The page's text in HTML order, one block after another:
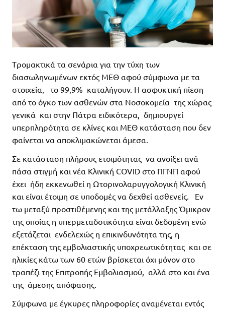
Tρομακτικά τα σενάρια για την τύχη των
διασωληνωμένων εκτός ΜΕΘ αφού σύμφωνα με τα
στοιχεία, το 99,9% καταλήγουν. Η ασφυκτική πίεση
από το όγκο των ασθενών στα Νοσοκομεία της χώρας
γενικά και στην Πάτρα ειδικότερα, δημιουργεί
υπερπληρότητα σε κλίνες και ΜΕΘ κατάσταση που δεν
φαίνεται να αποκλιμακώνεται άμεσα.
Σε κατάσταση πλήρους ετοιμότητας να ανοίξει ανά
πάσα στιγμή και νέα Κλινική COVID στο ΠΓΝΠ αφού
έχει ήδη εκκενωθεί η Ωτορινολαρυγγολογική Κλινική
και είναι έτοιμη σε υποδομές να δεχθεί ασθενείς. Εν
τω μεταξύ προστιθέμενης και της μετάλλαξης Όμικρον
της οποίας η υπερμεταδοτικότητα είναι δεδομένη ενώ
εξετάζεται ενδελεχώς η επικινδυνότητα της, η
επέκταση της εμβολιαστικής υποχρεωτικότητας και σε
ηλικίες κάτω των 60 ετών βρίσκεται όχι μόνον στο
τραπέζι της Επιτροπής Εμβολιασμού, αλλά στο και ένα
της άμεσης απόφασης.
Σύμφωνα με έγκυρες πληροφορίες αναμένεται εντός